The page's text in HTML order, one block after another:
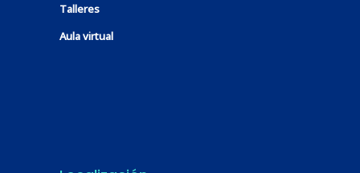
Talleres
Aula virtual